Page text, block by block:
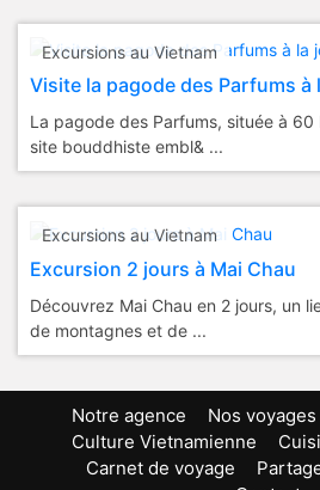
Excursions au Vietnam
Visite la pagode des Parfums à
La pagode des Parfums, située à 60
site bouddhiste embl& ...
Excursions au Vietnam
Excursion 2 jours à Mai Chau
Découvrez Mai Chau en 2 jours, un
de montagnes et de ...
Notre agence Nos voyages
Culture Vietnamienne
Carnet de voyage